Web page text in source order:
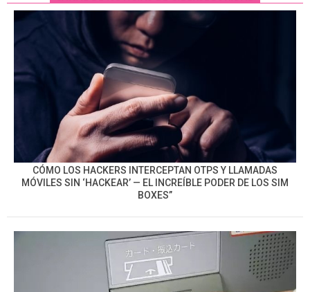
CÓMO LOS HACKERS INTERCEPTAN OTPS Y LLAMADAS
MÓVILES SIN ‘HACKEAR’ — EL INCREÍBLE PODER DE LOS SIM
BOXES”